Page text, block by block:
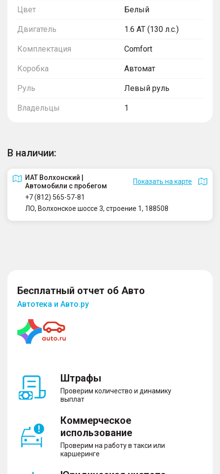
Цвет Белый
Двигатель 1.6 AT (130 л.с.)
Комплектация Comfort
Коробка Автомат
Руль Левый руль
Владельцы 1
В наличии:
ИАТ Волхонский |
Автомобили с пробегом
Показать на карте
+7 (812) 565-57-81
ЛО, Волхонское шоссе 3, строение 1, 188508
Бесплатный отчет об Авто
Автотека и Авто.ру
Штрафы
Проверим количество и динамику
выплат
Коммерческое
использование
Проверим на работу в такси или
каршеринге